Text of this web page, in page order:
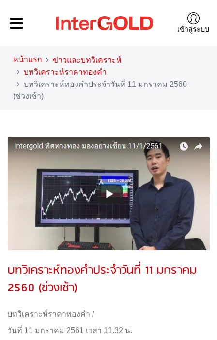
เข้าสู่ระบบ
หน้าแรก
ข่าวและบทวิเคราะห์
บทวิเคราะห์ราคาทองคำ
บทวิเคราะห์ทองคำประจำวันที่ 11 มกราคม 2560
(ช่วงเช้า)
บทวิเคราะห์ทองคำประจำวันที่ 11 มกราคม
2560 (ช่วงเช้า)
บทวิเคราะห์ราคาทองคำ /
วันที่ 11 มกราคม 2561 เวลา 11.32 น.